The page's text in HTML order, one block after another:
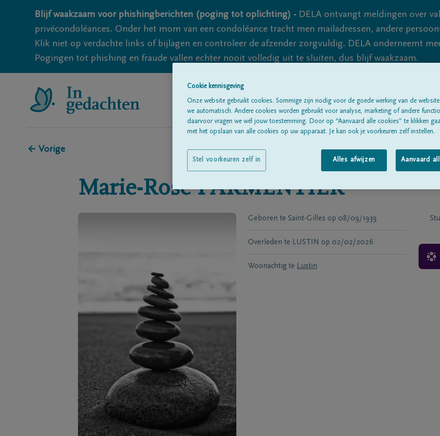
Blijf waakzaam voor phishingberichten (poging tot oplichting) - DELA ontvangt meldingen over
privécondoléances. Onder het mom van een condoléance tracht men mailadressen, andere
Klik niet op verdachte links of bijlagen en controleer de afzender zorgvuldig. DELA onderneemt
Pogingen tot phishing en fraude vallen echter nooit volledig uit te sluiten, dus blijf waakzaam.
Alle rouwberichtenOver ons
← Vorige
Marie-Rose PARMENTIER
Geboren te Saint-Gilles op 08/09/1939
Overleden te LUSTIN op 02/02/2026
Woonachtig te Lustin
Cookie kennisgeving
Onze website gebruikt cookies. Sommige zijn nodig voor de goede werking van de
we automatisch. Andere cookies worden gebruikt voor analyse, marketing of andere
daarvoor vragen we wél jouw toestemming. Door op “Aanvaard alle cookies” te klikken
met het opslaan van alle cookies op uw apparaat. Je kan ook je voorkeuren zelf instellen.
Alles afwijzen Aanvaard
Stel voorkeuren zelf in